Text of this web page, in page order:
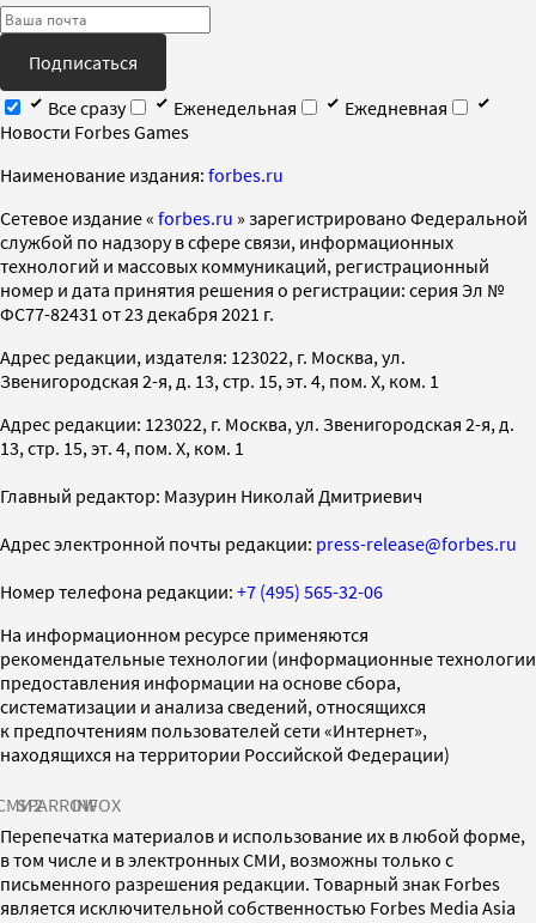
Подписаться
Все сразу
Еженедельная
Ежедневная
Новости Forbes Games
Наименование издания: forbes.ru
Cетевое издание « forbes.ru » зарегистрировано Федеральной
службой по надзору в сфере связи, информационных
технологий и массовых коммуникаций, регистрационный
номер и дата принятия решения о регистрации: серия Эл №
ФС77-82431 от 23 декабря 2021 г.
Адрес редакции, издателя: 123022, г. Москва, ул.
Звенигородская 2-я, д. 13, стр. 15, эт. 4, пом. X, ком. 1
Адрес редакции: 123022, г. Москва, ул. Звенигородская 2-я, д.
13, стр. 15, эт. 4, пом. X, ком. 1
Главный редактор: Мазурин Николай Дмитриевич
Адрес электронной почты редакции: press-release@forbes.ru
Номер телефона редакции: +7 (495) 565-32-06
На информационном ресурсе применяются
рекомендательные технологии (информационные технологии
предоставления информации на основе сбора,
систематизации и анализа сведений, относящихся
к предпочтениям пользователей сети «Интернет»,
находящихся на территории Российской Федерации)
SPARROWINFOX
Перепечатка материалов и использование их в любой форме,
в том числе и в электронных СМИ, возможны только с
письменного разрешения редакции. Товарный знак Forbes
является исключительной собственностью Forbes Media Asia